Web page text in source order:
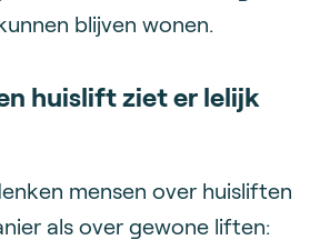
blijven wonen.
huislift ziet er lelijk
mensen over huisliften
als over gewone liften: